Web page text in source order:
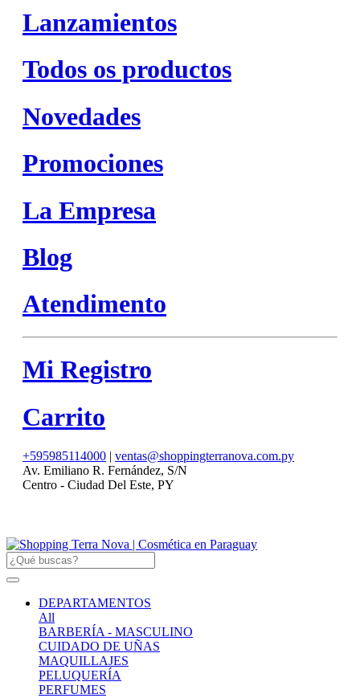
Lanzamientos
Todos os productos
Novedades
Promociones
La Empresa
Blog
Atendimento
Mi Registro
Carrito
+595985114000 | ventas@shoppingterranova.com.py
Av. Emiliano R. Fernández, S/N
Centro - Ciudad Del Este, PY
DEPARTAMENTOS
All
BARBERÍA - MASCULINO
CUIDADO DE UÑAS
MAQUILLAJES
PELUQUERÍA
PERFUMES